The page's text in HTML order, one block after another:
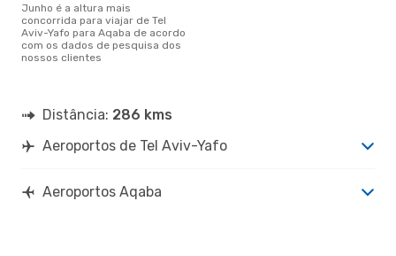
junho é a altura mais
concorrida para viajar de Tel
Aviv-Yafo para Aqaba de acordo
com os dados de pesquisa dos
nossos clientes
Distância: 286 kms
Aeroportos de Tel Aviv-Yafo
Aeroportos Aqaba